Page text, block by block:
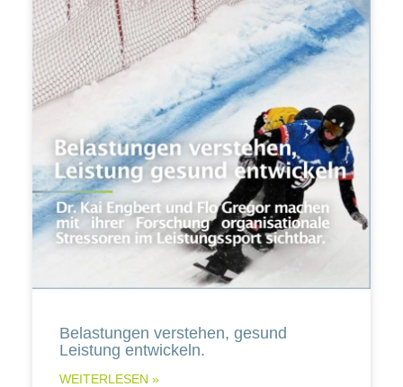
Belastungen verstehen, gesund
Leistung entwickeln.
WEITERLESEN »